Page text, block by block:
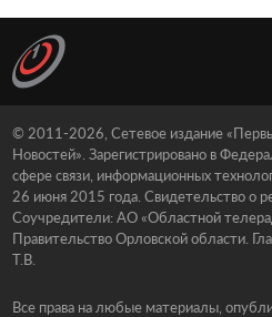
© 2011-2026, Сетевое издание
Новостей». Зарегистрировано в
сфере связи, информационных
26 июня 2015 года. Свидетельство о
Соучредители: АО «Областной
Правительство Орловской области.
Т.В.
Все права на любые материалы,